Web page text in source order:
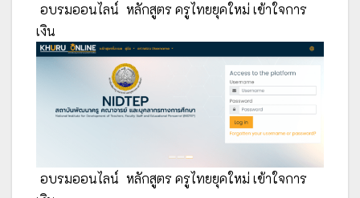
อบรมออนไลน์ หลักสูตร ครูไทยยุคใหม่ เข้าใจการ
เงิน
อบรมออนไลน์ หลักสูตร ครูไทยยุคใหม่ เข้าใจการ